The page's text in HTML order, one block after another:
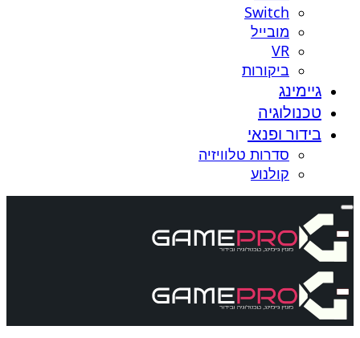
Switch
מובייל
VR
ביקורות
גיימינג
טכנולוגיה
בידור ופנאי
סדרות טלוויזיה
קולנוע